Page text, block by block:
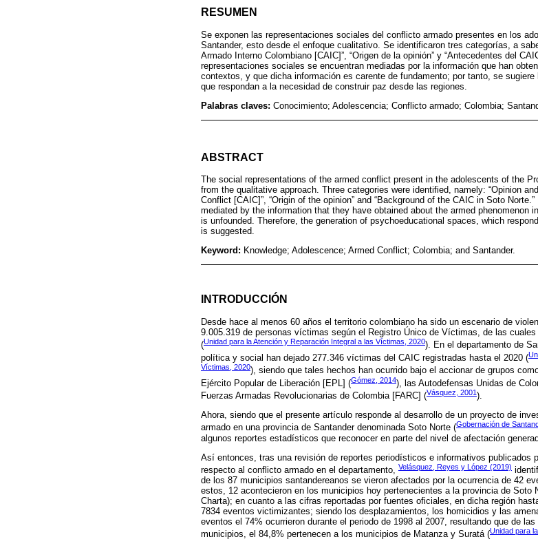
RESUMEN
Se exponen las representaciones sociales del conflicto armado presentes en los
Santander, esto desde el enfoque cualitativo. Se identificaron tres categorías, a
Armado Interno Colombiano [CAIC]”, “Origen de la opinión” y “Antecedentes del
representaciones sociales se encuentran mediadas por la información que han
contextos, y que dicha información es carente de fundamento; por tanto, se
que respondan a la necesidad de construir paz desde las regiones.
Palabras claves: Conocimiento; Adolescencia; Conflicto armado; Colombia;
ABSTRACT
The social representations of the armed conflict present in the adolescents of the
from the qualitative approach. Three categories were identified, namely: “Opinion
Conflict [CAIC]”, “Origin of the opinion” and “Background of the CAIC in Soto
mediated by the information that they have obtained about the armed phenomenon
is unfounded. Therefore, the generation of psychoeducational spaces, which
is suggested.
Keyword: Knowledge; Adolescence; Armed Conflict; Colombia; and Santander.
INTRODUCCIÓN
Desde hace al menos 60 años el territorio colombiano ha sido un escenario de
9.005.319 de personas víctimas según el Registro Único de Víctimas, de las
(Unidad para la Atención y Reparación Integral a las Víctimas, 2020). En el departamento de
política y social han dejado 277.346 víctimas del CAIC registradas hasta el 2020 (
Víctimas, 2020), siendo que tales hechos han ocurrido bajo el accionar de grupos
Ejército Popular de Liberación [EPL] (Gómez, 2014), las Autodefensas Unidas de
Fuerzas Armadas Revolucionarias de Colombia [FARC] (Vásquez, 2001).
Ahora, siendo que el presente artículo responde al desarrollo de un proyecto de
armado en una provincia de Santander denominada Soto Norte (Gobernación de
algunos reportes estadísticos que reconocer en parte del nivel de afectación
Así entonces, tras una revisión de reportes periodísticos e informativos publicados
respecto al conflicto armado en el departamento, Velásquez, Reyes y López (2019)
de los 87 municipios santandereanos se vieron afectados por la ocurrencia de 42
estos, 12 acontecieron en los municipios hoy pertenecientes a la provincia de Soto
Charta); en cuanto a las cifras reportadas por fuentes oficiales, en dicha región
7834 eventos victimizantes; siendo los desplazamientos, los homicidios y las
eventos el 74% ocurrieron durante el periodo de 1998 al 2007, resultando que de
municipios, el 84,8% pertenecen a los municipios de Matanza y Suratá (Unidad para